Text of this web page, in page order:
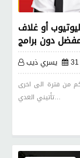
أو غلاف
يسري ذيب
من فترة الى اخرى
تأتيني العدي…